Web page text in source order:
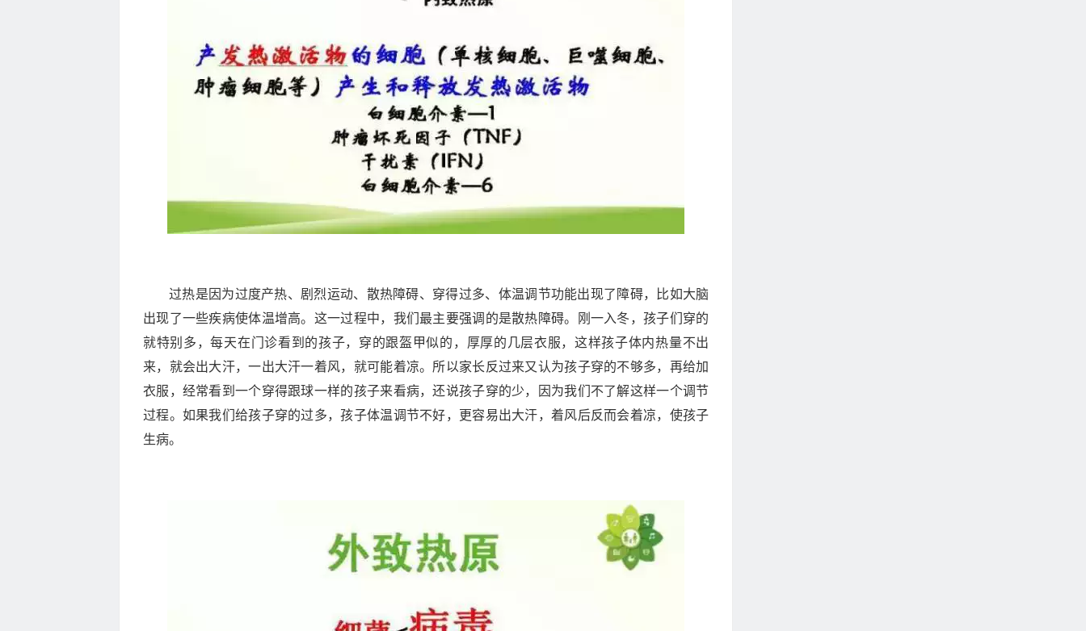
过热是因为过度产热、剧烈运动、散热障碍、穿得过多、体温调节功能出现了障碍，比如大脑
出现了一些疾病使体温增高。这一过程中，我们最主要强调的是散热障碍。刚一入冬，孩子们穿的
就特别多，每天在门诊看到的孩子，穿的跟盔甲似的，厚厚的几层衣服，这样孩子体内热量不出
来，就会出大汗，一出大汗一着风，就可能着凉。所以家长反过来又认为孩子穿的不够多，再给加
衣服，经常看到一个穿得跟球一样的孩子来看病，还说孩子穿的少，因为我们不了解这样一个调节
过程。如果我们给孩子穿的过多，孩子体温调节不好，更容易出大汗，着风后反而会着凉，使孩子
生病。